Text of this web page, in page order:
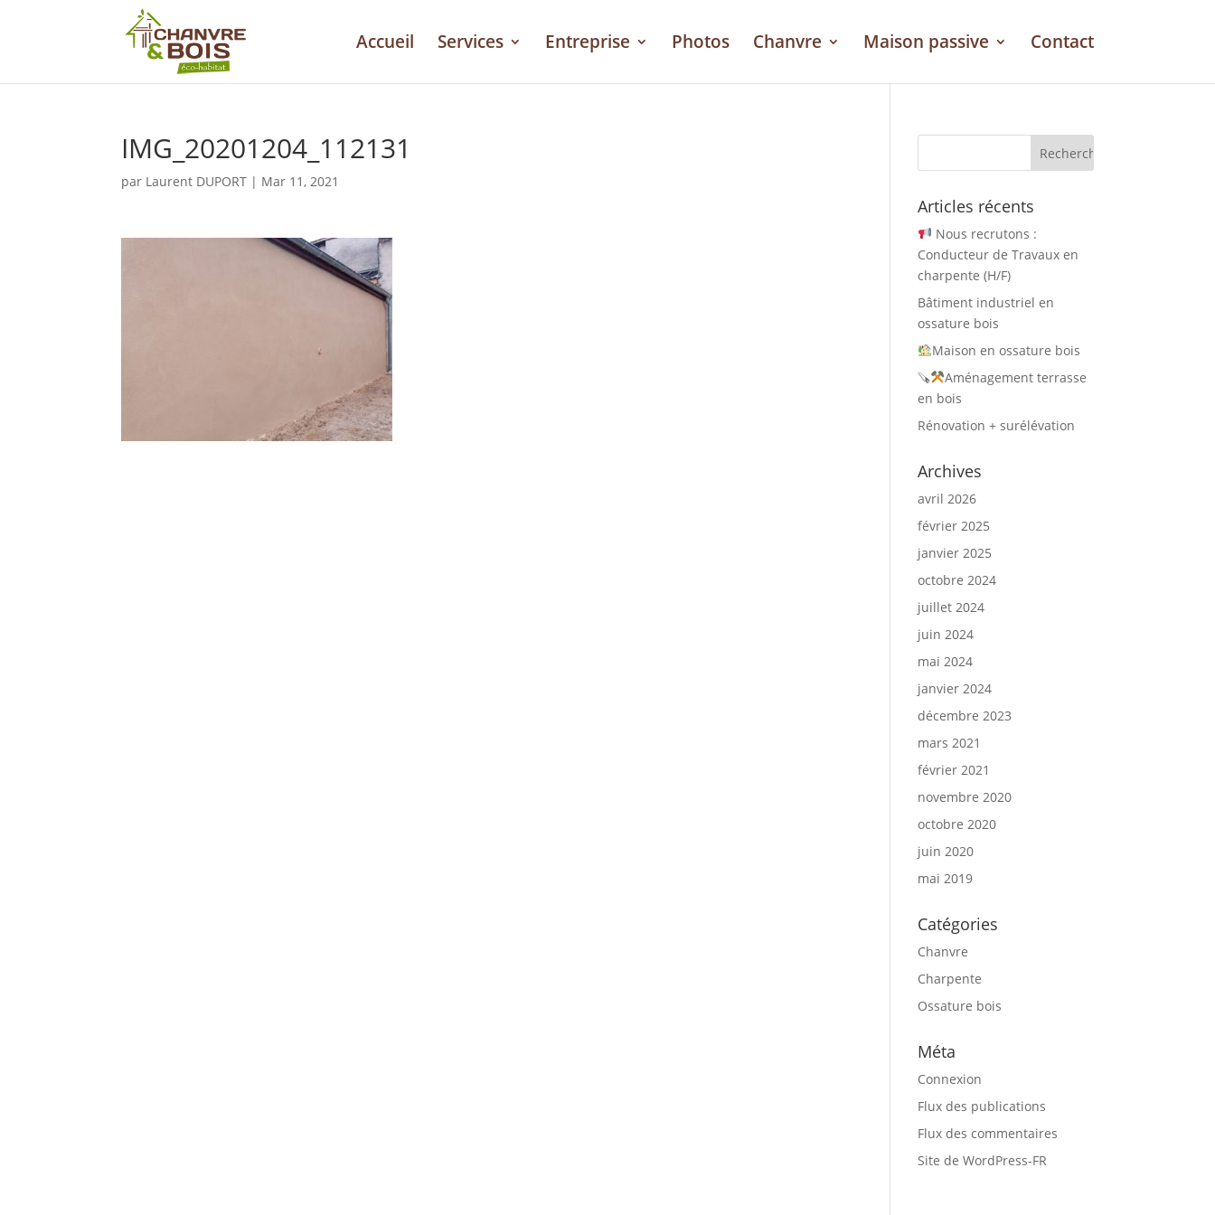
Accueil Services Entreprise Photos Chanvre Maison passive Contact
IMG_20201204_112131
par Laurent DUPORT | Mar 11, 2021
Articles récents
Nous recrutons :
Conducteur de Travaux en
charpente (H/F)
Bâtiment industriel en
ossature bois
Maison en ossature bois
🪚
Aménagement terrasse
en bois
Rénovation + surélévation
Archives
avril 2026
février 2025
janvier 2025
octobre 2024
juillet 2024
juin 2024
mai 2024
janvier 2024
décembre 2023
mars 2021
février 2021
novembre 2020
octobre 2020
juin 2020
mai 2019
Catégories
Chanvre
Charpente
Ossature bois
Méta
Connexion
Flux des publications
Flux des commentaires
Site de WordPress-FR